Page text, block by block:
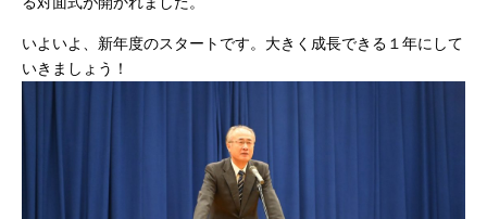
いよいよ、新年度のスタートです。大きく成長できる１年にして
いきましょう！